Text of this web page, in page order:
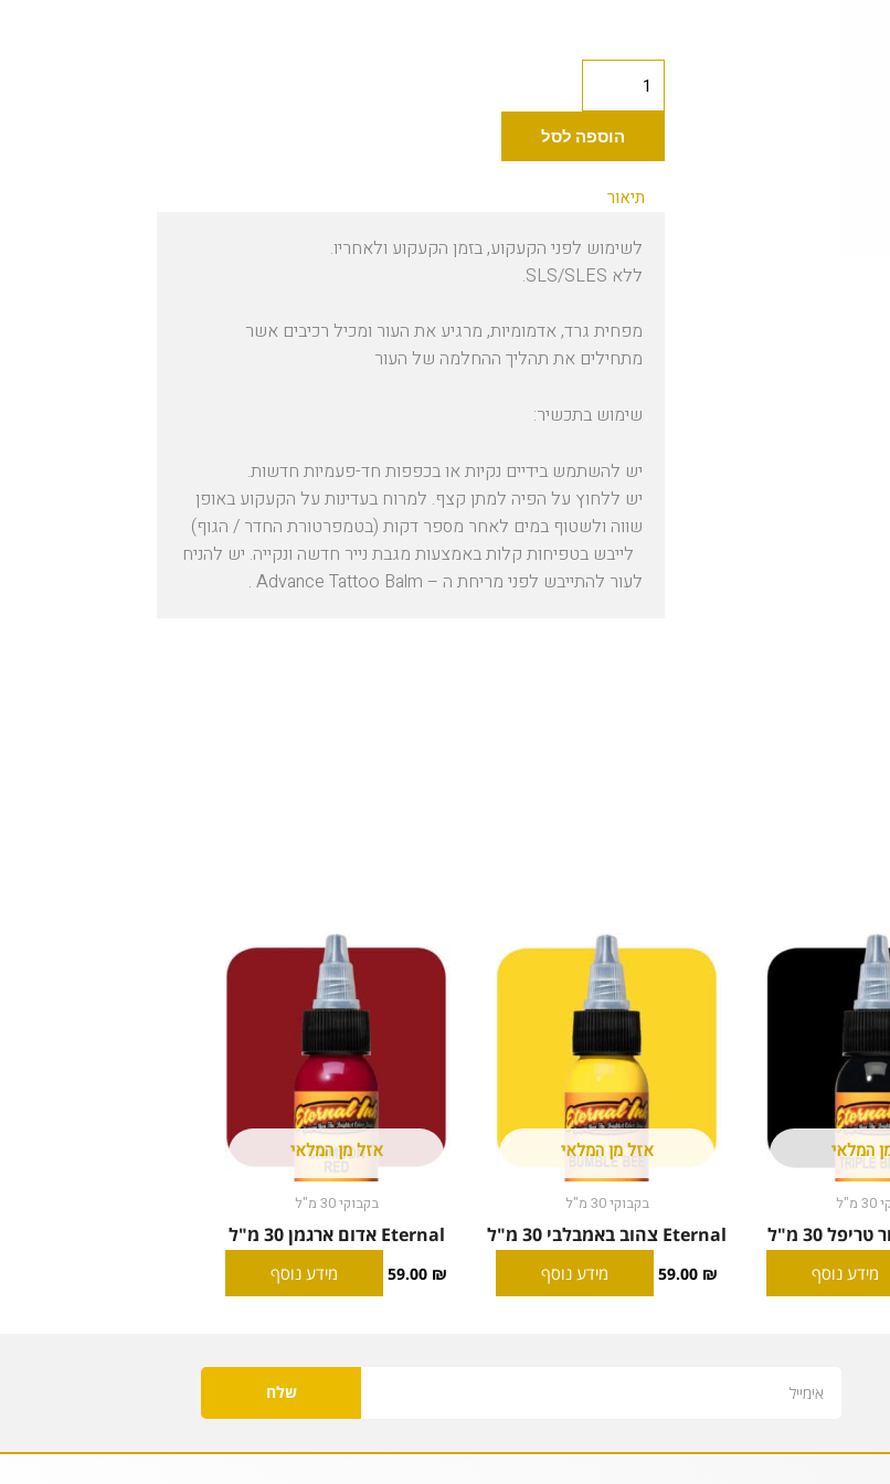
Advance
Tattoo
סבון
200
הוספה לסל
תיאור
לשימוש לפני הקעקוע, בזמן הקעקוע ולאחריו.
ללא SLS/SLES.
מפחית גרד, אדמומיות, מרגיע את העור ומכיל רכיבים אשר
מתחילים את תהליך ההחלמה של העור
שימוש בתכשיר:
יש להשתמש בידיים נקיות או בכפפות חד-פעמיות חדשות.
יש ללחוץ על הפיה למתן קצף. למרוח בעדינות על הקעקוע באופן
שווה ולשטוף במים לאחר מספר דקות (בטמפרטורת החדר / הגוף)
לייבש בטפיחות קלות באמצעות מגבת נייר חדשה ונקייה. יש להניח
לעור להתייבש לפני מריחת ה – Advance Tattoo Balm .
המלאי
מ"ל
מידע נוסף
אזל מן המלאי
בקבוקי 30 מ"ל
Eternal צהוב באמבלבי 30 מ"ל
59.00 ₪ מידע נוסף
אזל מן המלאי
בקבוקי 30 מ"ל
Eternal אדום ארגמן 30 מ"ל
59.00 ₪ מידע נוסף
שלח